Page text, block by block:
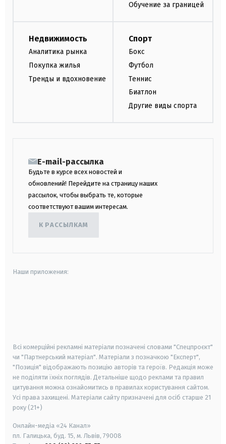
Обучение за границей
Недвижимость
Аналитика рынка
Покупка жилья
Тренды и вдохновение
Спорт
Бокс
Футбол
Теннис
Биатлон
Другие виды спорта
E-mail-рассылка
Будьте в курсе всех новостей и
обновлений! Перейдите на страницу наших
рассылок, чтобы выбрать те, которые
соответствуют вашим интересам.
К РАССЫЛКАМ
Наши приложения:
Всі комерційні рекламні матеріали позначені словами "Спецпроєкт"
чи "Партнерський матеріал". Матеріали з позначкою "Експерт",
"Позиція" відображають позицію авторів та героїв. Редакція може
не поділяти їхніх поглядів. Детальніше щодо реклами та правил
цитування можна ознайомитись в правилах користування сайтом.
Усі права захищені. Матеріали сайту призначені для осіб старше 21
року (21+)
Онлайн-медіа «24 Канал»
пл. Галицька, буд. 15, м. Львів, 79008